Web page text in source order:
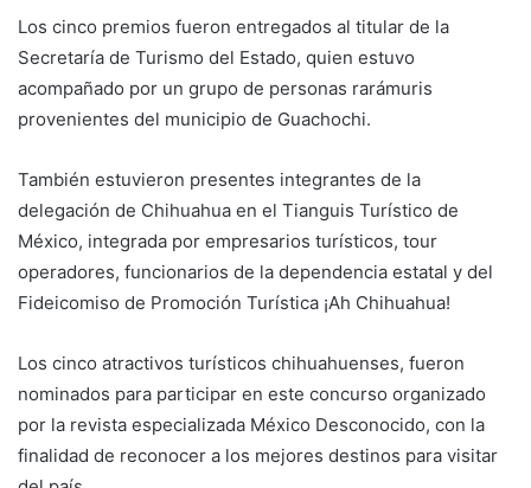
Los cinco premios fueron entregados al titular de la
Secretaría de Turismo del Estado, quien estuvo
acompañado por un grupo de personas rarámuris
provenientes del municipio de Guachochi.
También estuvieron presentes integrantes de la
delegación de Chihuahua en el Tianguis Turístico de
México, integrada por empresarios turísticos, tour
operadores, funcionarios de la dependencia estatal y del
Fideicomiso de Promoción Turística ¡Ah Chihuahua!
Los cinco atractivos turísticos chihuahuenses, fueron
nominados para participar en este concurso organizado
por la revista especializada México Desconocido, con la
finalidad de reconocer a los mejores destinos para visitar